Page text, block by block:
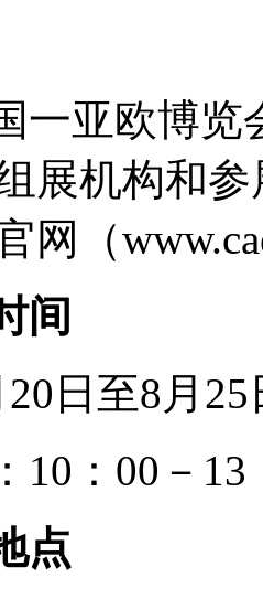
一亚欧博览
展机构和
网（
间
20日至8月
10：00－
点